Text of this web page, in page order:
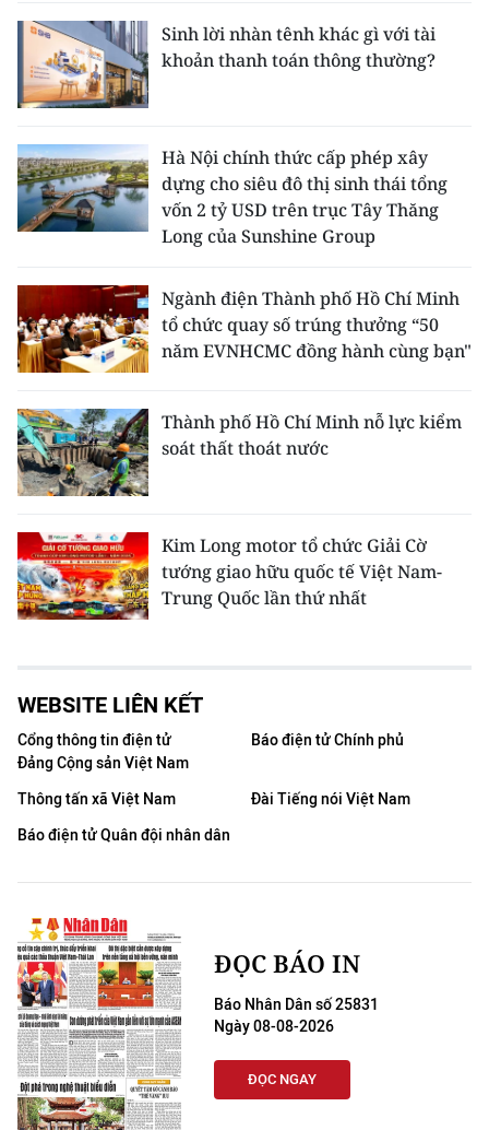
Sinh lời nhàn tênh khác gì với tài
khoản thanh toán thông thường?
Hà Nội chính thức cấp phép xây
dựng cho siêu đô thị sinh thái tổng
vốn 2 tỷ USD trên trục Tây Thăng
Long của Sunshine Group
Ngành điện Thành phố Hồ Chí Minh
tổ chức quay số trúng thưởng “50
năm EVNHCMC đồng hành cùng bạn"
Thành phố Hồ Chí Minh nỗ lực kiểm
soát thất thoát nước
Kim Long motor tổ chức Giải Cờ
tướng giao hữu quốc tế Việt Nam-
Trung Quốc lần thứ nhất
WEBSITE LIÊN KẾT
Cổng thông tin điện tử
Đảng Cộng sản Việt Nam
Báo điện tử Chính phủ
Thông tấn xã Việt Nam
Đài Tiếng nói Việt Nam
Báo điện tử Quân đội nhân dân
ĐỌC BÁO IN
Báo Nhân Dân số 25831
Ngày 08-08-2026
ĐỌC NGAY